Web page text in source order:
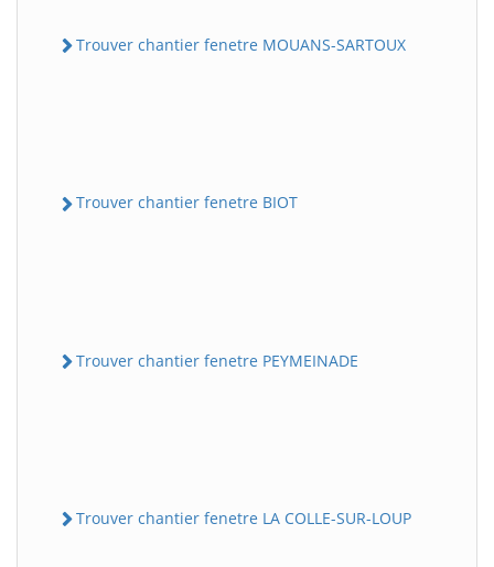
Trouver chantier fenetre MOUANS-SARTOUX
Trouver chantier fenetre BIOT
Trouver chantier fenetre PEYMEINADE
Trouver chantier fenetre LA COLLE-SUR-LOUP